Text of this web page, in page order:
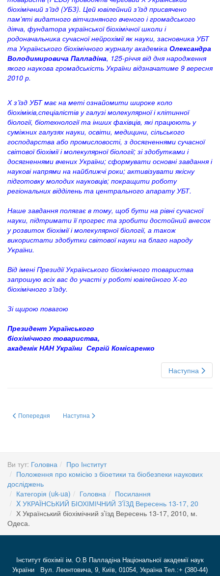
біохімічний з’їзд (УБЗ). Цей ювілейний з’їзд присвячено
пам’яті видатного вітчизняного вченого і громадського
діяча, фундатора української біохімічної школи і
родоначальника сучасної нейрохімії як науки, засновника УБТ
та Українського біохімічного журналу академіка Олександра
Володимировича Палладіна, 125-річчя від дня народження
якого наукова громадськість України відзначатиме 9 вересня
2010 р.
Х з’їзд УБТ має на меті ознайомити широке коло
біохіміків,спеціалістів у галузі молекулярної і клітинної
біології, біотехнології та інших фахівців, які працюють у
суміжних галузях науки, освіти, медицини, сільського
господарства або промисловості, з досягненнями сучасної
світової біохімії і молекулярної біології; зі здобутками і
досягненнями вчених України; сформувати основні завдання і
наукові напрями на найближчі роки; активізувати якісну
підготовку молодих науковців; покращити роботу
регіональних відділень та центрального апарату УБТ.
Наше завдання полягає в тому, щоб бути на рівні сучасної
науки, підтримати її прогрес та зробити достойний внесок
у розвиток біохімії і молекулярної біології, а також
використати здобутки світової науки на благо народу
України.
Від імені Президії Українського біохімічного товариства
запрошую всіх вас до участі у роботі ювілейного Х-го
біохімічного з’їзду.
Зі щирою повагою
Президент Українського
біохімічного товариства,
академік НАН України Сергій Комісаренко
Наступна
Попередня стаття: X Ukrainian biochemical congress, September 13-17,
Попередня Наступна стаття: Х Український біохімічний з’їзд
Наступна
Ви тут: Головна
Про Інститут
Положення про комісію з біоетики та біобезпеки наукових
досліджень
Категорія (uk-ua)
Головна
Посилання
X УКРАЇНСЬКИЙ БІОХІМІЧНИЙ З’ЇЗД Вересень 13-17, 20
Х Український біохімічний з’їзд Вересень 13-17, 2010, м.
Одеса.
Інститут біохімії ім. О.В Палладіна Національної академії наук
України Вул. Леонтовича, 9, Київ, 01054, Україна Тел.:+ (380-44)